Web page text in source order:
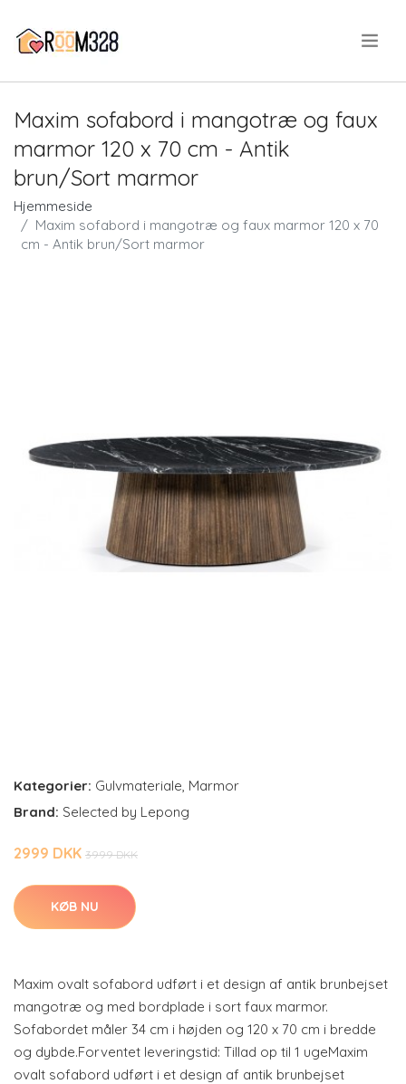
Maxim sofabord i mangotræ og faux
marmor 120 x 70 cm - Antik
brun/Sort marmor
Hjemmeside
Maxim sofabord i mangotræ og faux marmor 120 x 70
cm - Antik brun/Sort marmor
Kategorier: Gulvmateriale Marmor
Brand: Selected by Lepong
2999 DKK 3999 DKK
KØB NU
Maxim ovalt sofabord udført i et design af antik brunbejset
mangotræ og med bordplade i sort faux marmor.
Sofabordet måler 34 cm i højden og 120 x 70 cm i bredde
og dybde.Forventet leveringstid: Tillad op til 1 ugeMaxim
ovalt sofabord udført i et design af antik brunbejset